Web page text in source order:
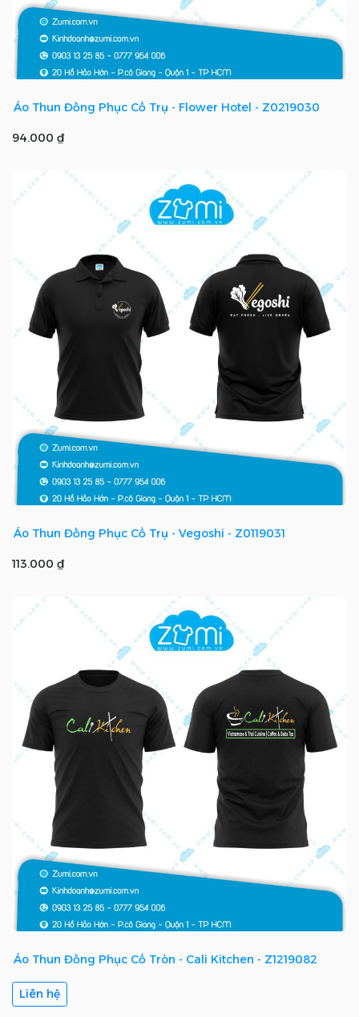
Áo Thun Đồng Phục Cổ Trụ - Flower Hotel - Z0219030
94.000 ₫
Áo Thun Đồng Phục Cổ Trụ - Vegoshi - Z0119031
113.000 ₫
Áo Thun Đồng Phục Cổ Tròn - Cali Kitchen - Z1219082
Liên hệ